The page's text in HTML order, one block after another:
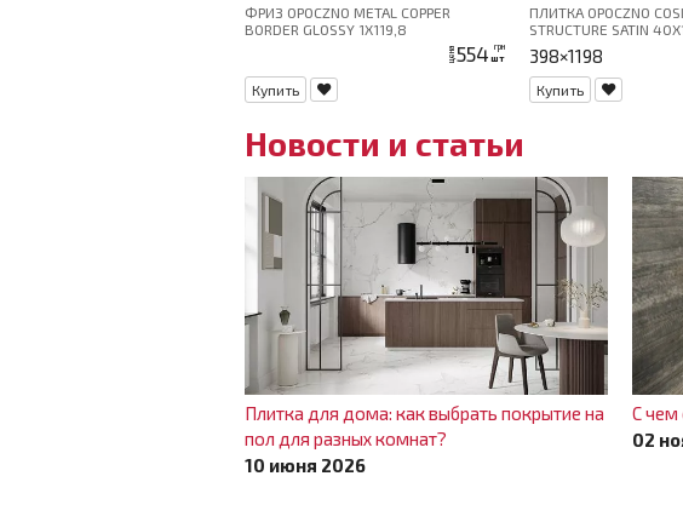
ФРИЗ OPOCZNO METAL COPPER
BORDER GLOSSY 1X119,8
цена554 грн
шт
Купить
ПЛИТКА OPOCZNO
STRUCTURE SATIN
398×1198
Купить
Новости и статьи
Плитка для дома: как выбрать покрытие на
пол для разных комнат?
10 июня 2026
С чем
02